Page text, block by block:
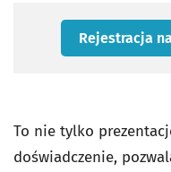
Rejestracja
To nie tylko
doświadczenie,